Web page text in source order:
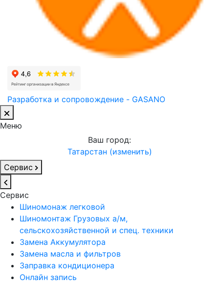
Разработка и сопровождение - GASANO
Меню
Ваш город:
Татарстан (изменить)
Сервис
Сервис
Шиномонаж легковой
Шиномонтаж Грузовых а/м,
сельскохозяйственной и спец. техники
Замена Аккумулятора
Замена масла и фильтров
Заправка кондиционера
Онлайн запись